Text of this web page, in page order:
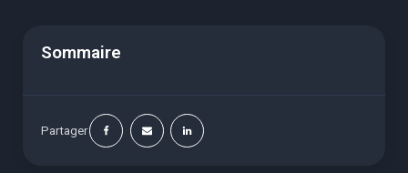
Sommaire
Partager